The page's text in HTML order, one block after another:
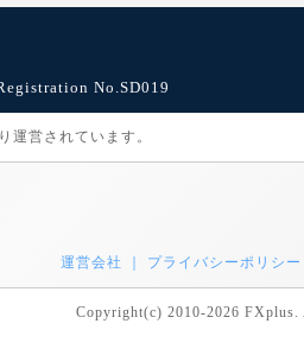
No.SD019
営されています。
運営会社 プライバシーポリシー
Copyright(c) 2010-2026 FXplus.